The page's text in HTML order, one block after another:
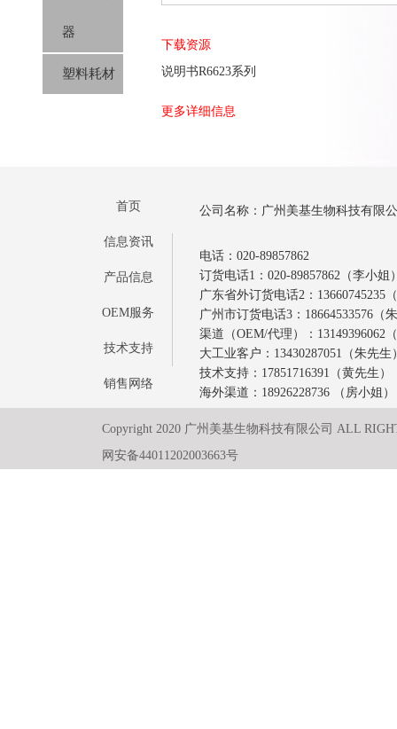
器
塑料耗材
下载资源
说明书R6623系列
更多详细信息
首页
信息资讯
产品信息
OEM服务
技术支持
销售网络
公司名称：广州美基生物科技有限
电话：020-89857862
订货电话1：020-89857862（李小姐
广东省外订货电话2：13660745235
广州市订货电话3：18664533576（
渠道（OEM/代理）：13149396062
大工业客户：13430287051（朱先生
技术支持：17851716391（黄先生）
海外渠道：18926228736 （房小姐）
Copyright 2020 广州美基生物科技有限公司 ALL
网安备44011202003663号